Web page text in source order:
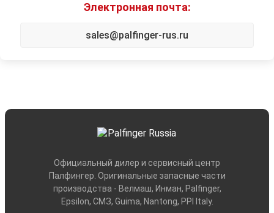
Электронная почта:
sales@palfinger-rus.ru